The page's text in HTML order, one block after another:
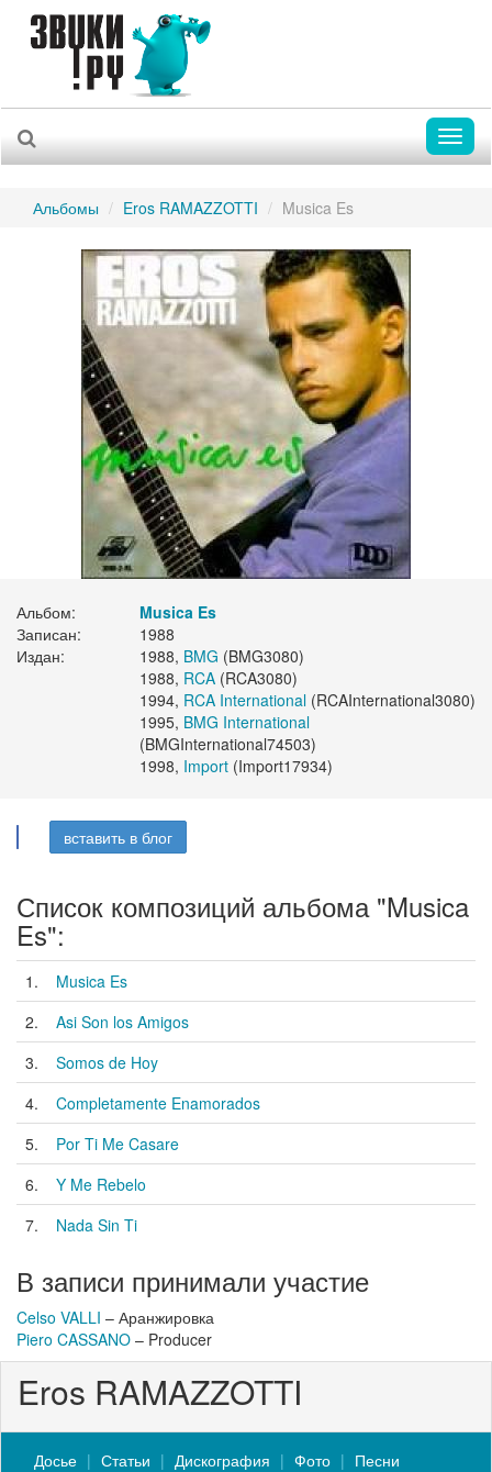
Альбомы Eros RAMAZZOTTI Musica Es
Альбом:
Musica Es
Записан:
1988
Издан:
1988, BMG (BMG3080)
1988, RCA (RCA3080)
1994, RCA International (RCAInternational3080)
1995, BMG International
(BMGInternational74503)
1998, Import (Import17934)
вставить в блог
Список композиций альбома "Musica
Es":
1.
Musica Es
2.
Asi Son los Amigos
3.
Somos de Hoy
4.
Completamente Enamorados
5.
Por Ti Me Casare
6.
Y Me Rebelo
7.
Nada Sin Ti
В записи принимали участие
Celso VALLI – Аранжировка
Piero CASSANO – Producer
Eros RAMAZZOTTI
Досье Статьи Дискография Фото
Песни